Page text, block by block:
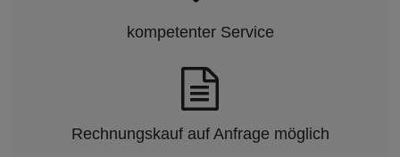
kompetenter Service
Rechnungskauf auf Anfrage möglich